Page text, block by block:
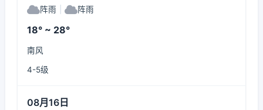
阵雨 阵雨
18° ~ 28°
南风
4-5级
08月16日